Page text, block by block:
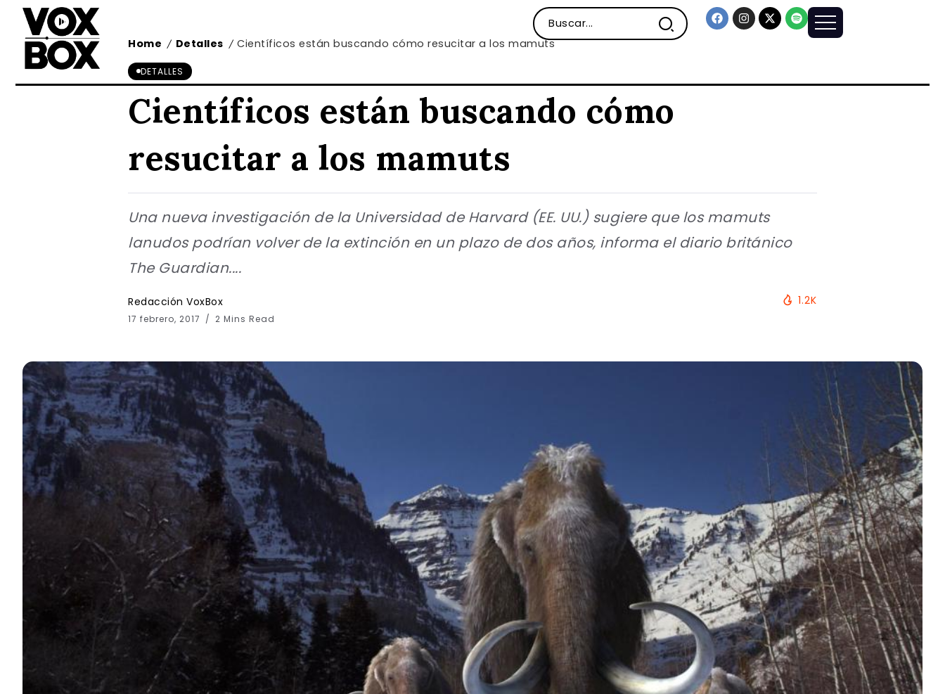
Home / Detalles / Científicos están buscando cómo resucitar a los mamuts
DETALLES
Científicos están buscando cómo
resucitar a los mamuts
Una nueva investigación de la Universidad de Harvard (EE. UU.) sugiere que los mamuts
lanudos podrían volver de la extinción en un plazo de dos años, informa el diario británico
The Guardian....
Redacción VoxBox
17 febrero, 2017 2 Mins Read
1.2K